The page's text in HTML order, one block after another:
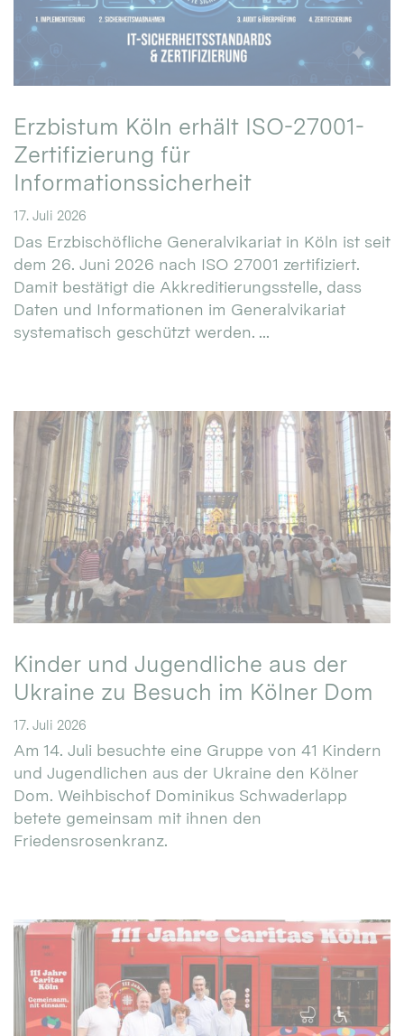
Erzbistum Köln erhält ISO-27001-
Zertifizierung für
Informationssicherheit
17. Juli 2026
Das Erzbischöfliche Generalvikariat in Köln ist seit
dem 26. Juni 2026 nach ISO 27001 zertifiziert.
Damit bestätigt die Akkreditierungsstelle, dass
Daten und Informationen im Generalvikariat
systematisch geschützt werden. ...
Kinder und Jugendliche aus der
Ukraine zu Besuch im Kölner Dom
17. Juli 2026
Am 14. Juli besuchte eine Gruppe von 41 Kindern
und Jugendlichen aus der Ukraine den Kölner
Dom. Weihbischof Dominikus Schwaderlapp
betete gemeinsam mit ihnen den
Friedensrosenkranz.